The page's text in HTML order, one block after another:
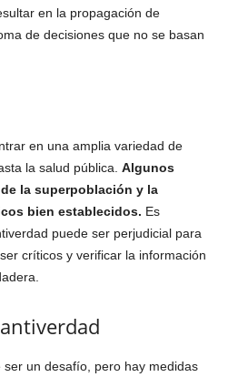
en la propagación de
de decisiones que no se basan
en una amplia variedad de
la salud pública. Algunos
la superpoblación y la
bien establecidos. Es
puede ser perjudicial para
críticos y verificar la información
un desafío, pero hay medidas